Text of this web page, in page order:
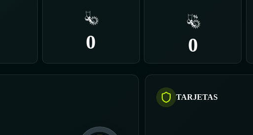
0 0
TARJETAS